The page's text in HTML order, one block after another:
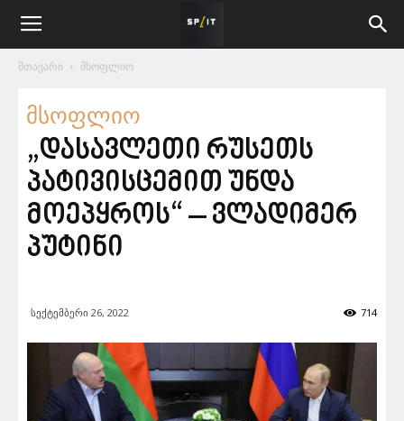
მთავარი მსოფლიო
მსოფლიო
„დასავლეთი რუსეთს
პატივისცემით უნდა
მოეპყროს“ – ვლადიმერ
პუტინი
სექტემბერი 26, 2022 714